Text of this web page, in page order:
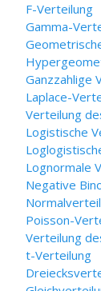
F-Verteilung
Gamma-
Ganzzahlige
Laplace-
Verteilung
Logistische
Lognormale
Negative
Poisson-
Verteilung
t-Verteilung